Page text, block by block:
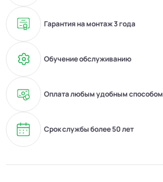
Гарантия на монтаж 3 года
Обучение обслуживанию
Оплата любым удобным способом
Срок службы более 50 лет